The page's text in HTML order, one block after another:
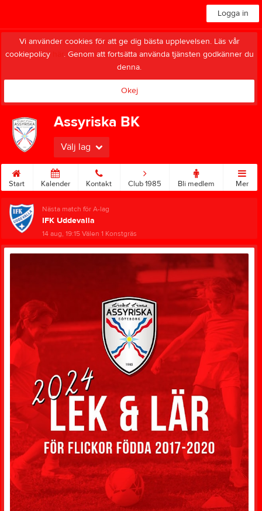
Logga in
Vi använder cookies för att ge dig bästa upplevelsen. Läs vår
cookiepolicy
. Genom att fortsätta använda tjänsten godkänner du
denna.
Okej
Assyriska BK
Välj lag
Start Kalender Kontakt Club 1985 Bli medlem Mer
Nästa match för A-lag
IFK Uddevalla
14 aug, 19:15Välen 1 Konstgräs